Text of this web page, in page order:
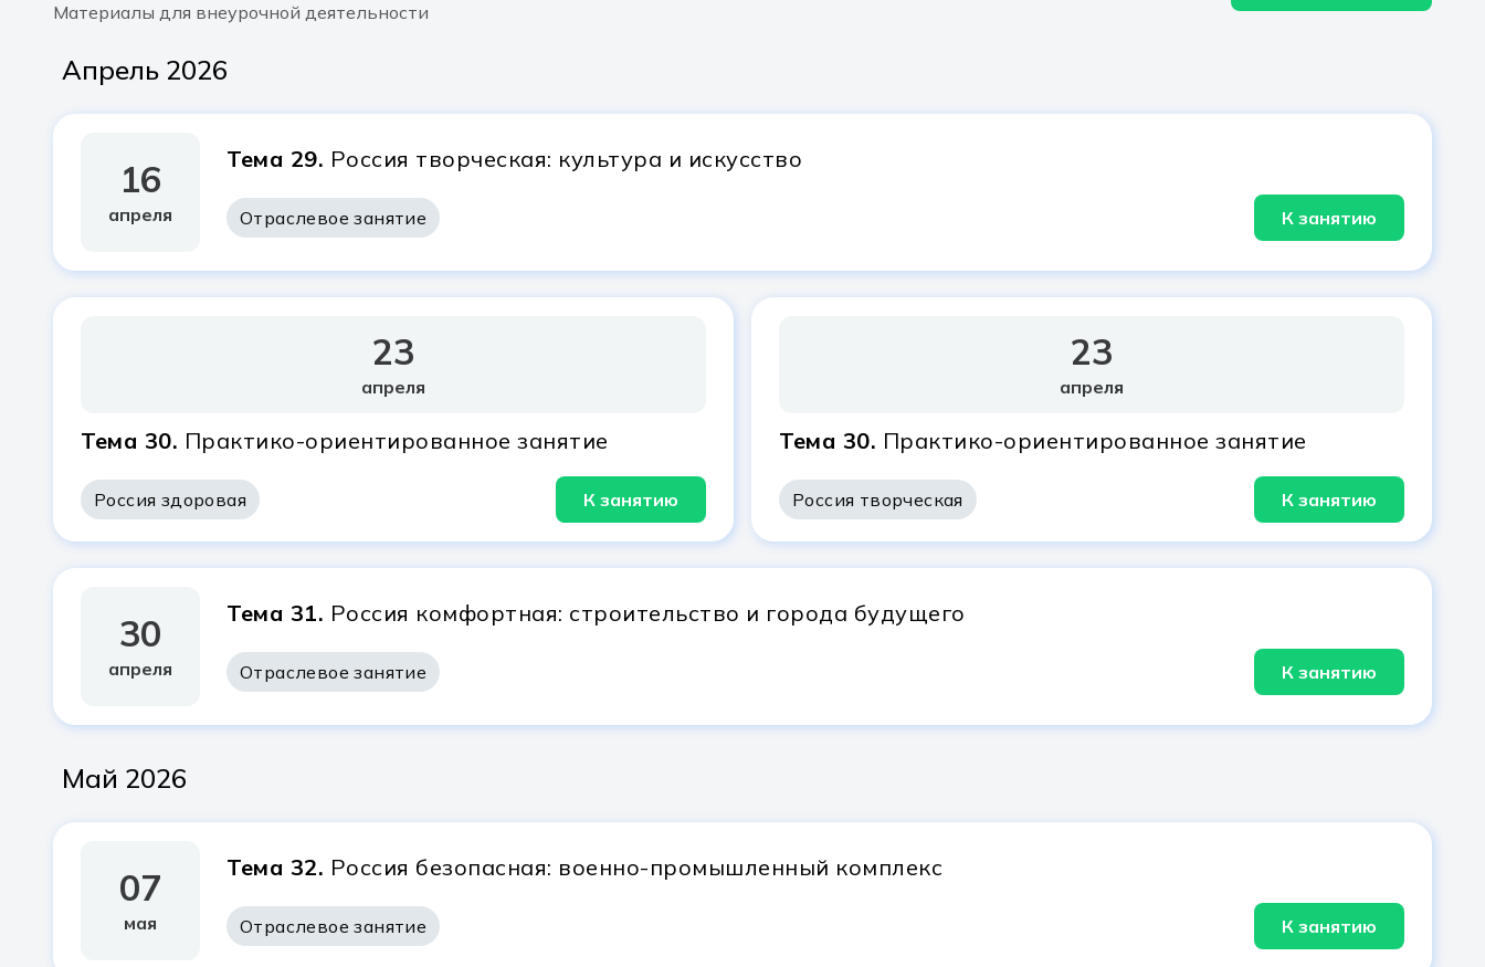
Материалы для внеурочной деятельности
апрель 2026
16
апреля
Тема 29. Россия творческая: культура и искусство
Отраслевое занятие К занятию
23
апреля
Тема 30. Практико-ориентированное занятие
Россия здоровая К занятию
23
апреля
Тема 30. Практико-ориентированное занятие
Россия творческая К занятию
30
апреля
Тема 31. Россия комфортная: строительство и города будущего
Отраслевое занятие К занятию
май 2026
07
мая
Тема 32. Россия безопасная: военно-промышленный комплекс
Отраслевое занятие К занятию